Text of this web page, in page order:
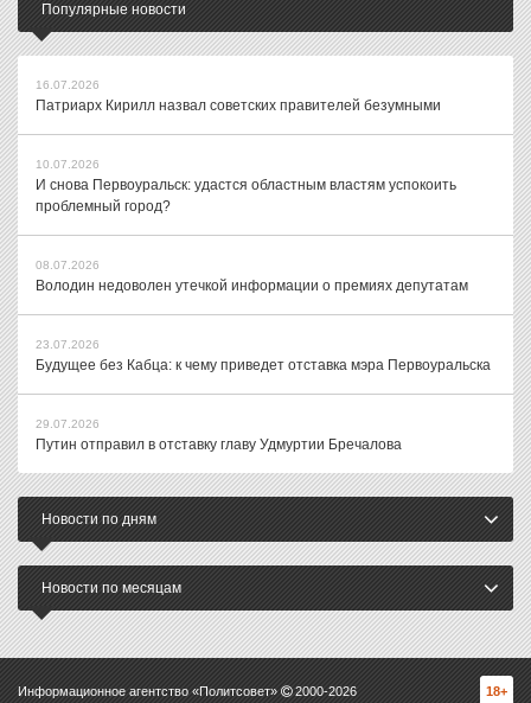
Популярные новости
16.07.2026
Патриарх Кирилл назвал советских правителей безумными
10.07.2026
И снова Первоуральск: удастся областным властям успокоить
проблемный город?
08.07.2026
Володин недоволен утечкой информации о премиях депутатам
23.07.2026
Будущее без Кабца: к чему приведет отставка мэра Первоуральска
29.07.2026
Путин отправил в отставку главу Удмуртии Бречалова
Новости по дням
Новости по месяцам
Информационное агентство «Политсовет» 2000-2026 18+